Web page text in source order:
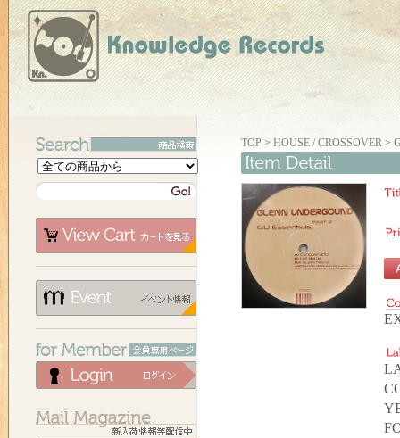
TOP > HOUSE / CROSSOVER >